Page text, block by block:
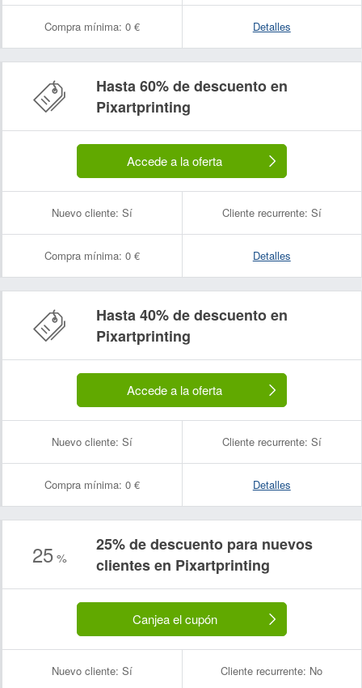
Compra mínima: 0 € Detalles
Hasta 60% de descuento en
Pixartprinting
Accede a la oferta
Nuevo cliente: Sí Cliente recurrente: Sí
Compra mínima: 0 € Detalles
Hasta 40% de descuento en
Pixartprinting
Accede a la oferta
Nuevo cliente: Sí Cliente recurrente: Sí
Compra mínima: 0 € Detalles
25 %
25% de descuento para nuevos
clientes en Pixartprinting
Canjea el cupón
Nuevo cliente: Sí Cliente recurrente: No